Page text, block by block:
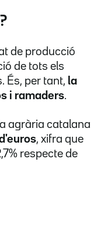
de producció
de tots els
És, per tant, la
i ramaders.
agrària catalana
, xifra que
respecte de